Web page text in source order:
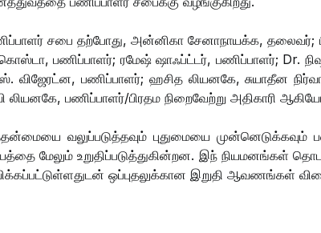
சபை தற்போது, ​​அன்னிகா சேனாநாயக்க, தலைவர்;
பணிப்பாளர்; ரமேஷ் ஷாஃப்ட்டர், பணிப்பாளர்; Dr.
விஜேரட்ன, பணிப்பாளர்; ஹசித லியனகே, சுயாதீன
லியனகே, பணிப்பாளர்/பிரதம நிறைவேற்று அதிகாரி
வலுப்படுத்தவும் புதுமையை முன்னெடுக்கவும்
மேலும் உறுதிப்படுத்துகின்றன. இந் நியமனங்கள்
ஒப்புதலுக்கான இறுதி ஆவணங்கள்